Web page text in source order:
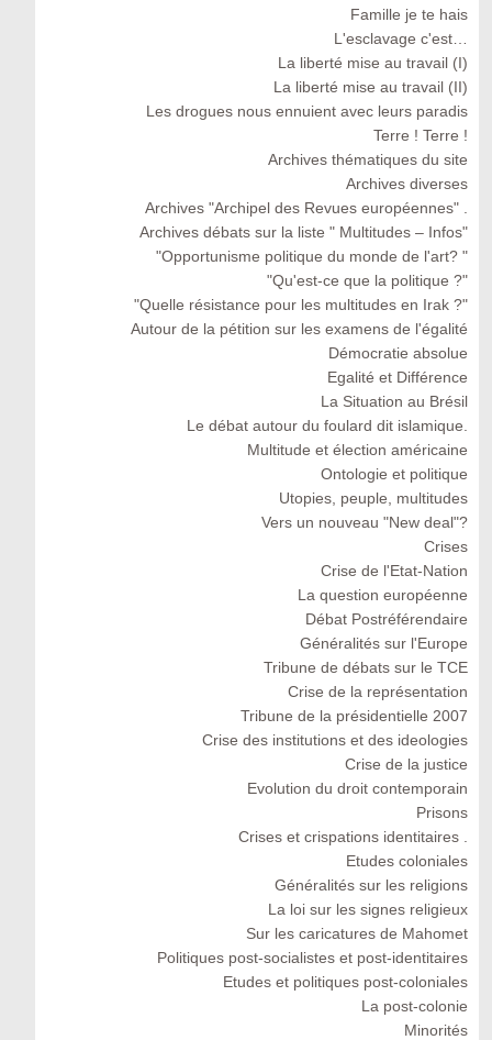
Famille je te hais
L'esclavage c'est…
La liberté mise au travail (I)
La liberté mise au travail (II)
Les drogues nous ennuient avec leurs paradis
Terre ! Terre !
Archives thématiques du site
Archives diverses
Archives "Archipel des Revues européennes" .
Archives débats sur la liste " Multitudes – Infos"
"Opportunisme politique du monde de l'art? "
"Qu'est-ce que la politique ?"
"Quelle résistance pour les multitudes en Irak ?"
Autour de la pétition sur les examens de l'égalité
Démocratie absolue
Egalité et Différence
La Situation au Brésil
Le débat autour du foulard dit islamique.
Multitude et élection américaine
Ontologie et politique
Utopies, peuple, multitudes
Vers un nouveau "New deal"?
Crises
Crise de l'Etat-Nation
La question européenne
Débat Postréférendaire
Généralités sur l'Europe
Tribune de débats sur le TCE
Crise de la représentation
Tribune de la présidentielle 2007
Crise des institutions et des ideologies
Crise de la justice
Evolution du droit contemporain
Prisons
Crises et crispations identitaires .
Etudes coloniales
Généralités sur les religions
La loi sur les signes religieux
Sur les caricatures de Mahomet
Politiques post-socialistes et post-identitaires
Etudes et politiques post-coloniales
La post-colonie
Minorités